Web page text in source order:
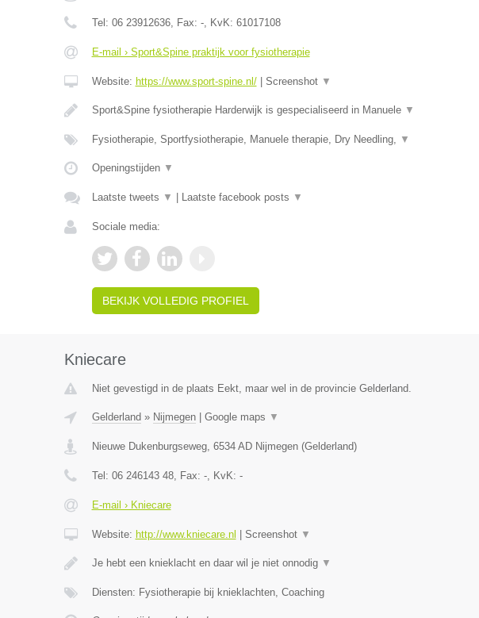
Tel: 06 23912636, Fax: -, KvK: 61017108
E-mail › Sport&Spine praktijk voor fysiotherapie
Website: https://www.sport-spine.nl/| Screenshot ▼
Sport&Spine fysiotherapie Harderwijk is gespecialiseerd in Manuele ▼
Fysiotherapie, Sportfysiotherapie, Manuele therapie, Dry Needling, ▼
Openingstijden ▼
Laatste tweets ▼ Laatste facebook posts ▼
Sociale media:
BEKIJK VOLLEDIG PROFIEL
Kniecare
Niet gevestigd in de plaats Eekt, maar wel in de provincie Gelderland.
Gelderland » Nijmegen| Google maps ▼
Nieuwe Dukenburgseweg, 6534 AD Nijmegen(Gelderland)
Tel: 06 246143 48, Fax: -, KvK: -
E-mail › Kniecare
Website: http://www.kniecare.nl Screenshot ▼
Je hebt een knieklacht en daar wil je niet onnodig ▼
Diensten: Fysiotherapie bij knieklachten, Coaching